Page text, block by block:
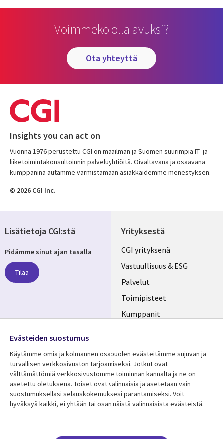
Voimmeko olla avuksi?
ota yhteyttä
Insights you can act on
Vuonna 1976 perustettu CGI on maailman ja Suomen suurimpia IT- ja
liiketoimintakonsultoinnin palveluyhtiöitä. Oivaltavana ja osaavana
kumppanina autamme varmistamaan asiakkaidemme menestyksen.
© 2026 CGI Inc.
Yrityksestä
Useful
links
FINLAND
CGI yrityksenä
Vastuullisuus & ESG
Palvelut
Toimipisteet
Kumppanit
Resurssikeskus
Library
Asiakastarinat
Lisätietoa
Legal
Tietosuoja
Lisätietoja CGI:stä
Pidämme sinut ajan tasalla
Tilaa
Media
FINLAND
Evästeiden suostumus
Käytämme omia ja kolmannen osapuolen evästeitämme sujuvan ja
turvallisen verkkosivuston tarjoamiseksi. Jotkut ovat
välttämättömiä verkkosivustomme toiminnan kannalta ja ne on
asetettu oletuksena. Toiset ovat valinnaisia ​​ja asetetaan vain
suostumuksellasi selauskokemuksesi parantamiseksi. Voit
hyväksyä kaikki, ei yhtään tai osan näistä valinnaisista evästeistä.